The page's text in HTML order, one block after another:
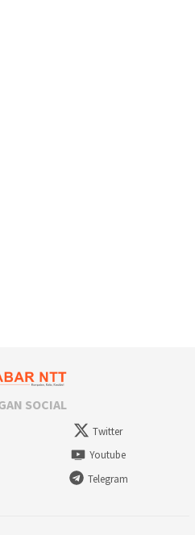
SOCIAL
Twitter
Youtube
Telegram